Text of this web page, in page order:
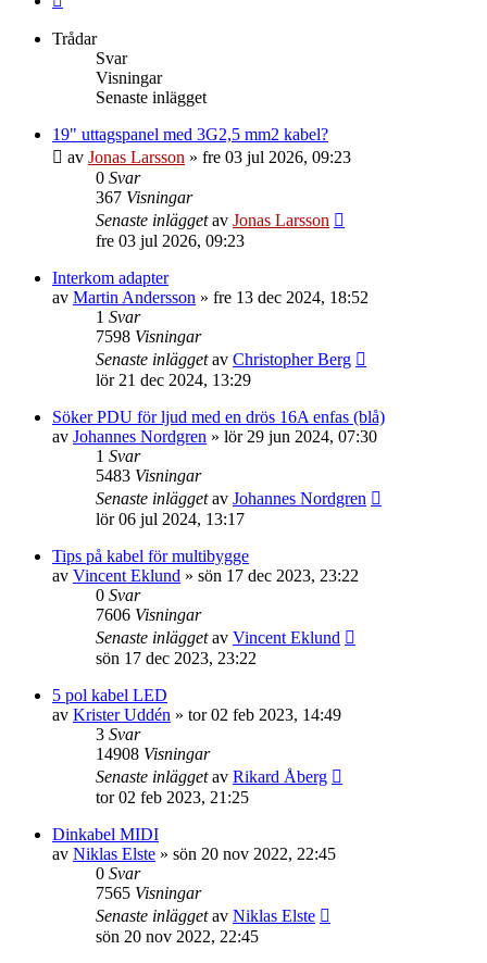
Trådar
Svar
Visningar
Senaste inlägget
19" uttagspanel med 3G2,5 mm2 kabel?
av Jonas Larsson » fre 03 jul 2026, 09:23
0 Svar
367 Visningar
Senaste inläggetav Jonas Larsson
fre 03 jul 2026, 09:23
Interkom adapter
av Martin Andersson » fre 13 dec 2024, 18:52
1 Svar
7598 Visningar
Senaste inläggetav Christopher Berg
lör 21 dec 2024, 13:29
Söker PDU för ljud med en drös 16A enfas (blå)
av Johannes Nordgren » lör 29 jun 2024, 07:30
1 Svar
5483 Visningar
Senaste inläggetav Johannes Nordgren
lör 06 jul 2024, 13:17
Tips på kabel för multibygge
av Vincent Eklund » sön 17 dec 2023, 23:22
0 Svar
7606 Visningar
Senaste inläggetav Vincent Eklund
sön 17 dec 2023, 23:22
5 pol kabel LED
av Krister Uddén » tor 02 feb 2023, 14:49
3 Svar
14908 Visningar
Senaste inläggetav Rikard Åberg
tor 02 feb 2023, 21:25
Dinkabel MIDI
av Niklas Elste » sön 20 nov 2022, 22:45
0 Svar
7565 Visningar
Senaste inläggetav Niklas Elste
sön 20 nov 2022, 22:45